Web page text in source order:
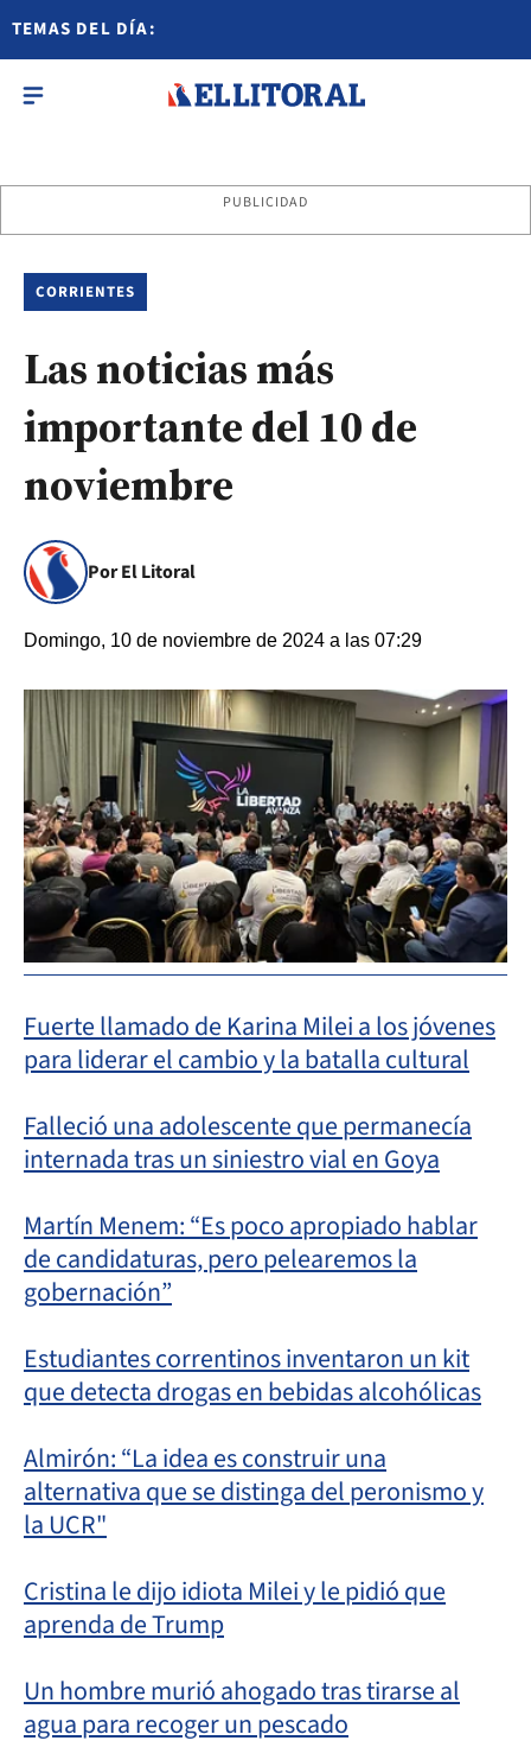
TEMAS DEL DÍA:
PUBLICIDAD
CORRIENTES
Las noticias más
importante del 10 de
noviembre
Por El Litoral
Domingo, 10 de noviembre de 2024 a las 07:29
Fuerte llamado de Karina Milei a los jóvenes
para liderar el cambio y la batalla cultural
Falleció una adolescente que permanecía
internada tras un siniestro vial en Goya
Martín Menem: “Es poco apropiado hablar
de candidaturas, pero pelearemos la
gobernación”
Estudiantes correntinos inventaron un kit
que detecta drogas en bebidas alcohólicas
Almirón: “La idea es construir una
alternativa que se distinga del peronismo y
la UCR"
Cristina le dijo idiota Milei y le pidió que
aprenda de Trump
Un hombre murió ahogado tras tirarse al
agua para recoger un pescado